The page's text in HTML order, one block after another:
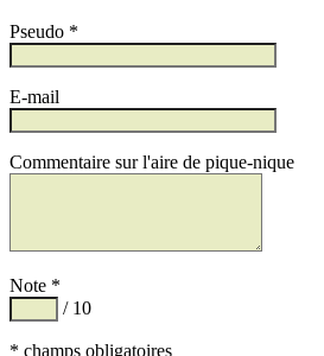
Pseudo *
E-mail
Commentaire sur l'aire de pique-nique
Note *
/ 10
* champs obligatoires